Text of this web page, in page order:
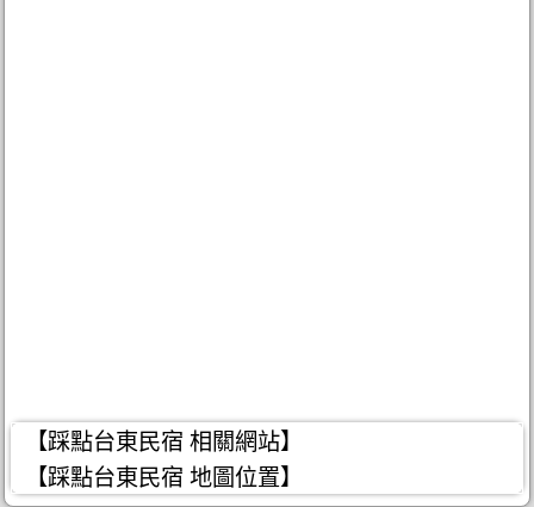
【踩點台東民宿 相關網站】
【踩點台東民宿 地圖位置】